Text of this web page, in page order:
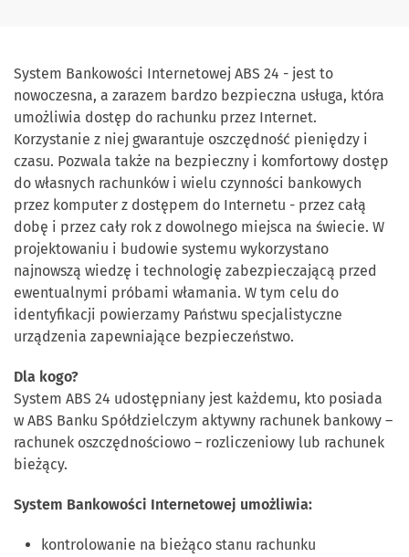
System Bankowości Internetowej ABS 24 - jest to
nowoczesna, a zarazem bardzo bezpieczna usługa, która
umożliwia dostęp do rachunku przez Internet.
Korzystanie z niej gwarantuje oszczędność pieniędzy i
czasu. Pozwala także na bezpieczny i komfortowy dostęp
do własnych rachunków i wielu czynności bankowych
przez komputer z dostępem do Internetu - przez całą
dobę i przez cały rok z dowolnego miejsca na świecie. W
projektowaniu i budowie systemu wykorzystano
najnowszą wiedzę i technologię zabezpieczającą przed
ewentualnymi próbami włamania. W tym celu do
identyfikacji powierzamy Państwu specjalistyczne
urządzenia zapewniające bezpieczeństwo.
Dla kogo?
System ABS 24 udostępniany jest każdemu, kto posiada
w ABS Banku Spółdzielczym aktywny rachunek bankowy –
rachunek oszczędnościowo – rozliczeniowy lub rachunek
bieżący.
System Bankowości Internetowej umożliwia:
kontrolowanie na bieżąco stanu rachunku